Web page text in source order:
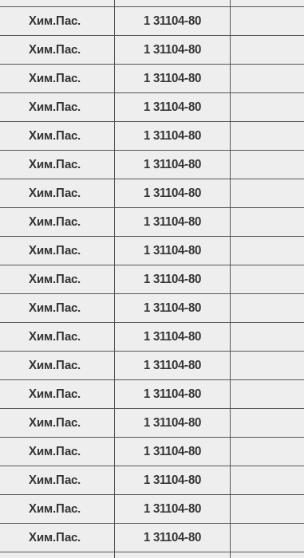
Хим.Пас. 1 31104-80
Хим.Пас. 1 31104-80
Хим.Пас. 1 31104-80
Хим.Пас. 1 31104-80
Хим.Пас. 1 31104-80
Хим.Пас. 1 31104-80
Хим.Пас. 1 31104-80
Хим.Пас. 1 31104-80
Хим.Пас. 1 31104-80
Хим.Пас. 1 31104-80
Хим.Пас. 1 31104-80
Хим.Пас. 1 31104-80
Хим.Пас. 1 31104-80
Хим.Пас. 1 31104-80
Хим.Пас. 1 31104-80
Хим.Пас. 1 31104-80
Хим.Пас. 1 31104-80
Хим.Пас. 1 31104-80
Хим.Пас. 1 31104-80